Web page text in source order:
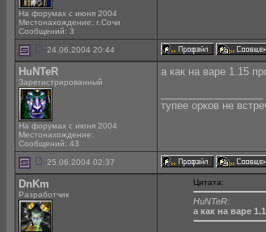
На форумах с июня 2004
Местонахождение: г.Сочи
Сообщений: 3
24.06.2004 20:44
HuNTeR
Зарегистрированный
На форумах с июня 2004
Местонахождение:
Сообщений: 43
а как на варе 1.15
тупее орков не
25.06.2004 02:37
DnKm
Разработчик
Цитата:
HuNTeR:
а как на варе